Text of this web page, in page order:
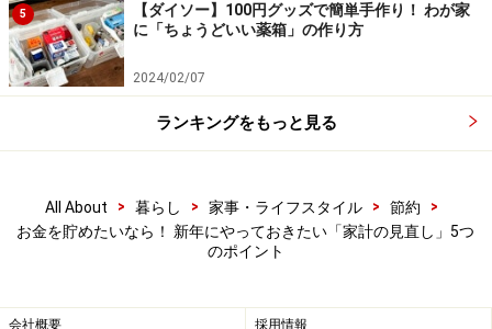
5
【ダイソー】100円グッズで簡単手作り！ わが家
に「ちょうどいい薬箱」の作り方
2024/02/07
ランキングをもっと見る
All About > 暮らし > 家事・ライフスタイル > 節約
>
お金を貯めたいなら！ 新年にやっておきたい「家計の見直し」5つ
のポイント
会社概要 採用情報